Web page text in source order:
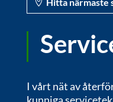
I vårt nät av
kunniga